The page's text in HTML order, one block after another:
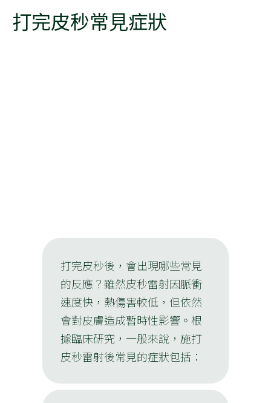
打完皮秒常見症狀
打完皮秒後，會出現哪些常見
的反應？雖然皮秒雷射因脈衝
速度快，熱傷害較低，但依然
會對皮膚造成暫時性影響。根
據臨床研究，一般來說，施打
皮秒雷射後常見的症狀包括：